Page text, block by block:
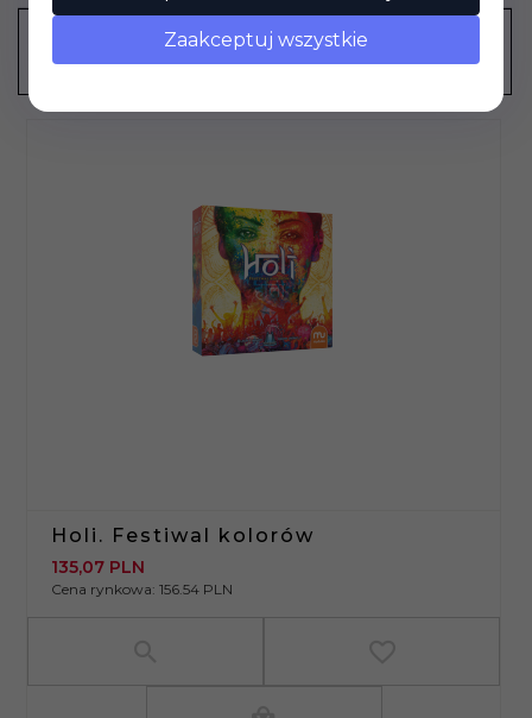
POLECAMY TAKŻE
Holi. Festiwal kolorów
135,07 PLN
Cena rynkowa: 156.54 PLN
Zaakceptuj wszystkie